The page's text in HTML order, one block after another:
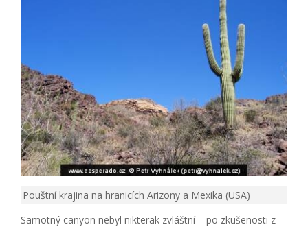
Pouštní krajina na hranicích Arizony a Mexika (USA)
Samotný canyon nebyl nikterak zvláštní – po zkušenosti z